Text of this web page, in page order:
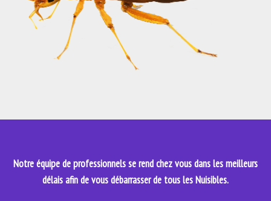
Notre équipe de professionnels se rend chez vous dans les meilleurs
délais afin de vous débarrasser de tous les Nuisibles.